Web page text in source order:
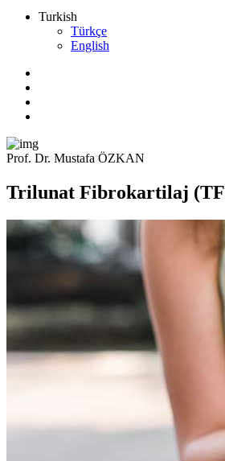
Turkish
Türkçe
English
Prof. Dr. Mustafa ÖZKAN
Trilunat Fibrokartilaj